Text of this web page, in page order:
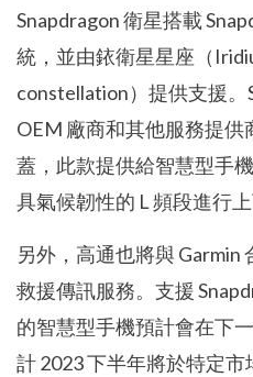
Snapdragon 衛星搭載
統，並由銥衛星星座（
constellation）提供支援。
OEM 廠商和其他服務提
蓋，此款提供給智慧型手
具氣候韌性的 L 頻段進行上
另外，高通也將與 Garmin
救援傳訊服務。支援
的智慧型手機預計會在下
計 2023 下半年將於特定市